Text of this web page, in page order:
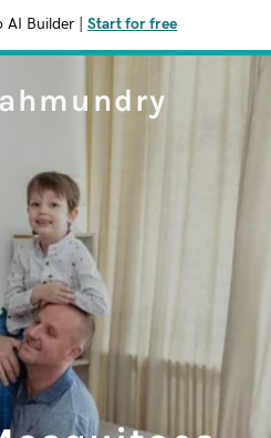
AI Builder Start for free